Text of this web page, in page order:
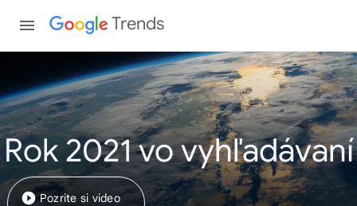
Trends
Rok 2021 vo vyhľadávaní
Pozrite si video